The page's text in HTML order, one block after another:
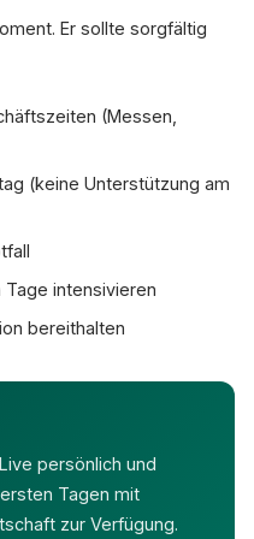
Er sollte sorgfältig
(Messen,
(keine Unterstützung am
intensivieren
bereithalten
persönlich und
Tagen mit
zur Verfügung.